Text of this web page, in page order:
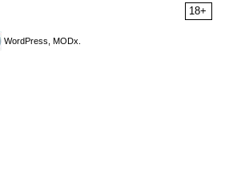
18+
WordPress, MODx.